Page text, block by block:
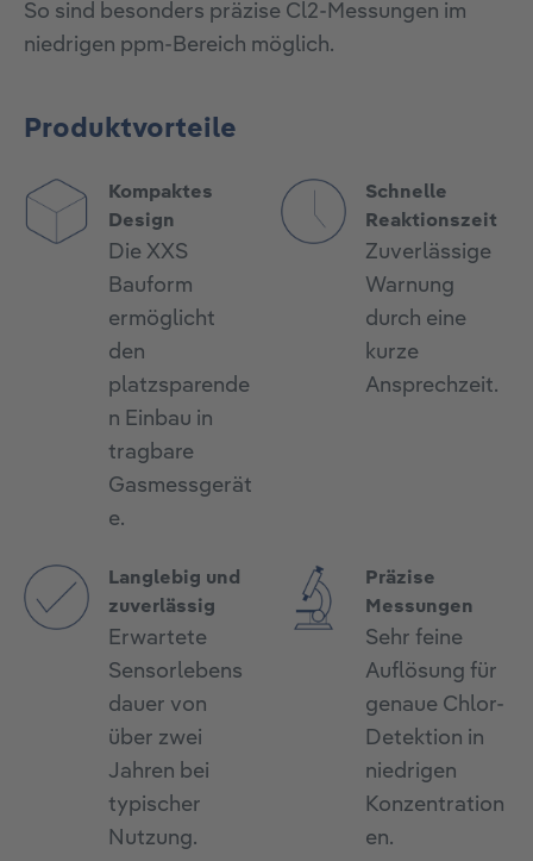
So sind besonders präzise Cl2-Messungen im
niedrigen ppm-Bereich möglich.
Produktvorteile
Kompaktes
Design
Die XXS
Bauform
ermöglicht
den
platzsparende
n Einbau in
tragbare
Gasmessgerät
e.
Schnelle
Reaktionszeit
Zuverlässige
Warnung
durch eine
kurze
Ansprechzeit.
Langlebig und
zuverlässig
Erwartete
Sensorlebens
dauer von
über zwei
Jahren bei
typischer
Nutzung.
Präzise
Messungen
Sehr feine
Auflösung für
genaue Chlor-
Detektion in
niedrigen
Konzentration
en.